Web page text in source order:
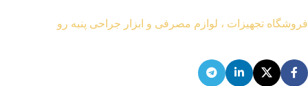
فروشگاه تجهیزات ، لوازم مصرفی و ابزار جراحی پنبه رو